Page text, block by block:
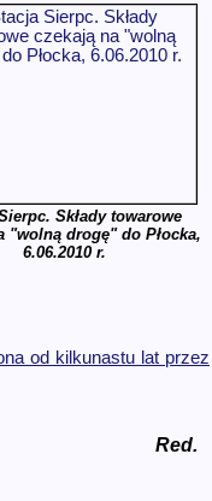
Składy towarowe
"wolną drogę" do Płocka,
6.06.2010 r.
od kilkunastu lat przez
Red.